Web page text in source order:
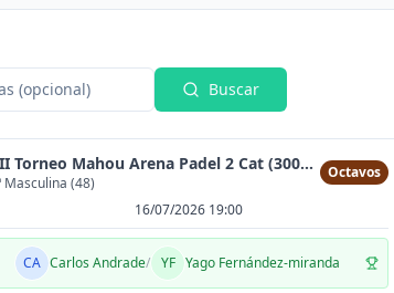
(opcional) Buscar
XII Torneo Mahou Arena Padel 2 Cat (300MAX)
Masculina (48)
Octavos
16/07/2026 19:00
CA Carlos Andrade/ YF Yago Fernández-miranda